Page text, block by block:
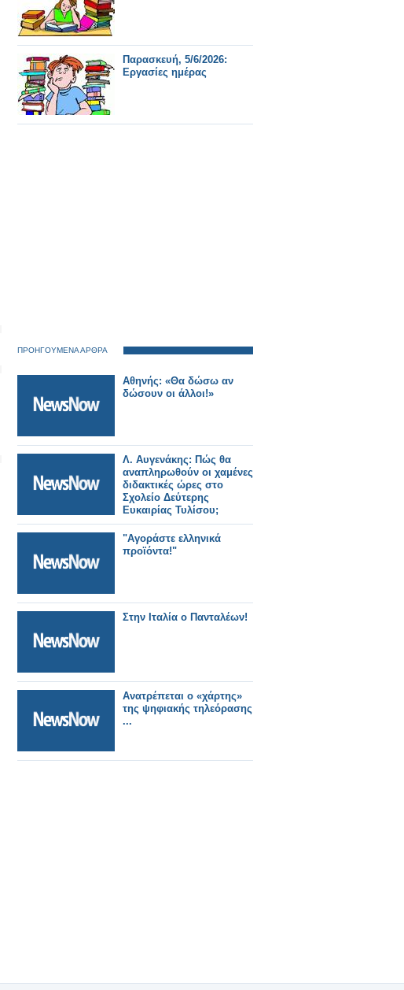
Παρασκευή, 5/6/2026:
Εργασίες ημέρας
ΠΡΟΗΓΟΥΜΕΝΑ ΑΡΘΡΑ
Αθηνής: «Θα δώσω αν
δώσουν οι άλλοι!»
Λ. Αυγενάκης: Πώς θα
αναπληρωθούν οι χαμένες
διδακτικές ώρες στο
Σχολείο Δεύτερης
Ευκαιρίας Τυλίσου;
"Αγοράστε ελληνικά
προϊόντα!"
Στην Ιταλία ο Πανταλέων!
Ανατρέπεται ο «χάρτης»
της ψηφιακής τηλεόρασης
...